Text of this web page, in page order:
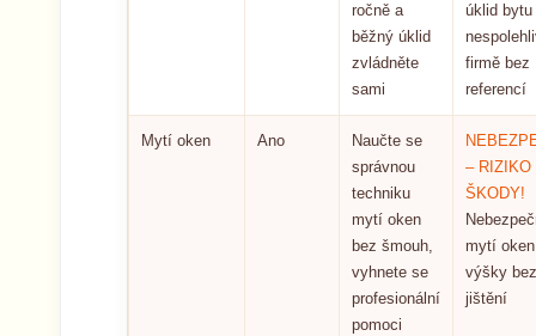
ročně a
běžný úklid
zvládněte
sami
úklid bytu
firmě bez
referencí
Mytí oken Ano
Naučte se
správnou
techniku
mytí oken
bez šmouh,
vyhnete se
profesionální
pomoci
– RIZIKO
ŠKODY!
mytí
výšky bez
jištění